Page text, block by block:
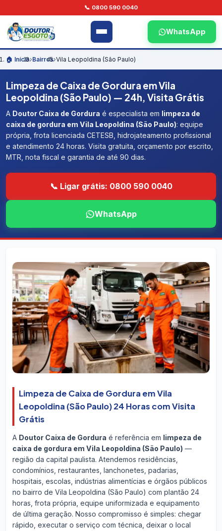
📞 0800 590 0040
WhatsApp
🏠 Início›Bairros›Vila Leopoldina (São Paulo)
Limpeza de Caixa de Gordura em Vila
Leopoldina (São Paulo) — 24h, Visita Grátis
A Doutor Caixa de Gordura é especialista em limpeza de
caixa de gordura em Vila Leopoldina (São Paulo): equipe
própria, frota licenciada CETESB, hidrojateamento profissional
e atendimento 24 horas. Visita gratuita, orçamento por escrito,
MTR, nota fiscal e garantia de até 90 dias.
📞 Ligar grátis: 0800 590 0040
WhatsApp
Limpeza de Caixa de Gordura em Vila
Leopoldina (São Paulo) 24 Horas com Visita
Grátis
A Doutor Caixa de Gordura é referência em limpeza de
caixa de gordura em Vila Leopoldina (São Paulo) —
região da capital paulista. Atendemos residências,
condomínios, restaurantes, lanchonetes, padarias,
hospitais, escolas, indústrias alimentícias e órgãos públicos
no bairro de Vila Leopoldina (São Paulo) com plantão 24
horas, frota própria, equipe uniformizada e equipamento
de última geração. Nosso compromisso é simples: chegar
rápido, executar o serviço com técnica, deixar o local